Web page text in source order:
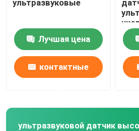
Ультразвуковой трубчатый
ультразвуковые
Лучшая цена
контактные